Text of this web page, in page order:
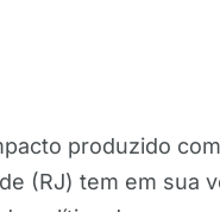
produzido
(RJ) tem em sua